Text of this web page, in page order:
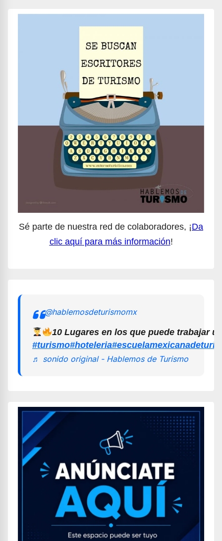
Sé parte de nuestra red de colaboradores, ¡Da
clic aquí para más información!
@hablemosdeturismomx
10 Lugares en los que puede trabajar
#turismo#hoteleria
♬ sonido original - Hablemos de Turismo